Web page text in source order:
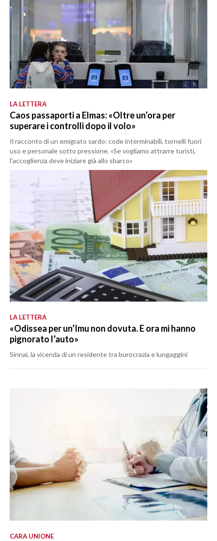
LA LETTERA
Caos passaporti a Elmas: «Oltre un’ora per
superare i controlli dopo il volo»
Il racconto di un emigrato sardo: code interminabili, tornelli fuori
uso e personale sotto pressione. «Se vogliamo attrarre turisti,
l'accoglienza deve iniziare già allo sbarco»
LA LETTERA
«Odissea per un’Imu non dovuta. E ora mi hanno
pignorato l’auto»
Sinnai, la vicenda di un residente tra burocrazia e lungaggini
CARA UNIONE